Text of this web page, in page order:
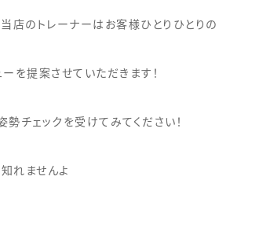
店のトレーナーはお客様ひとりひとりの
を提案させていただきます！
チェックを受けてみてください！
れませんよ